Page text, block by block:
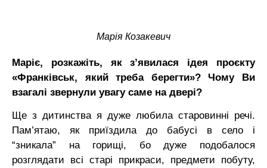
Марія Козакевич
Маріє, розкажіть, як з’явилася ідея проєкту
«Франківськ, який треба берегти»? Чому Ви
взагалі звернули увагу саме на двері?
Ще з дитинства я дуже любила старовинні речі.
Пам’ятаю, як приїздила до бабусі в село і
“зникала” на горищі, бо дуже подобалося
розглядати всі старі прикраси, предмети побуту,